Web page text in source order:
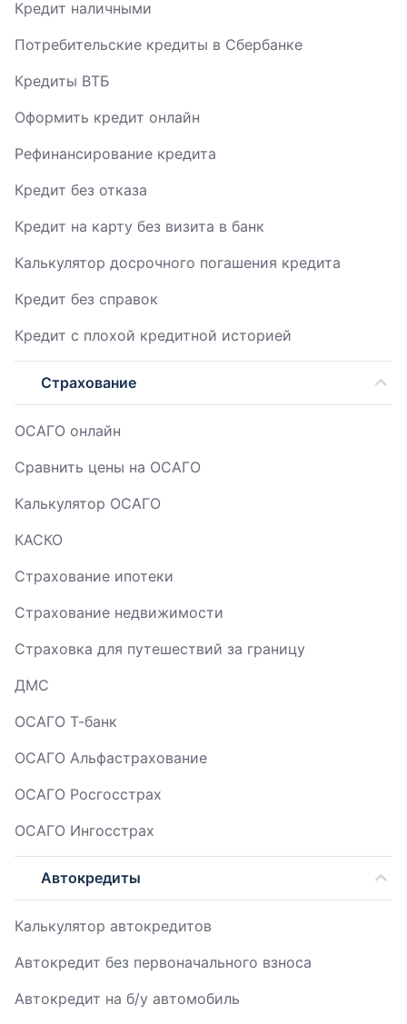
Кредит наличными
Потребительские кредиты в Сбербанке
Кредиты ВТБ
Оформить кредит онлайн
Рефинансирование кредита
Кредит без отказа
Кредит на карту без визита в банк
Калькулятор досрочного погашения кредита
Кредит без справок
Кредит с плохой кредитной историей
Страхование
ОСАГО онлайн
Сравнить цены на ОСАГО
Калькулятор ОСАГО
КАСКО
Страхование ипотеки
Страхование недвижимости
Страховка для путешествий за границу
ДМС
ОСАГО Т-банк
ОСАГО Альфастрахование
ОСАГО Росгосстрах
ОСАГО Ингосстрах
Автокредиты
Калькулятор автокредитов
Автокредит без первоначального взноса
Автокредит на б/у автомобиль